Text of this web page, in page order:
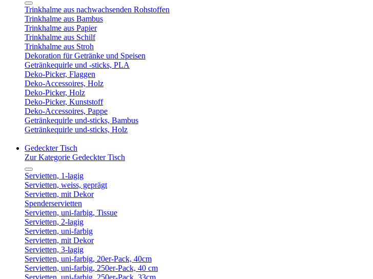
Trinkhalme aus nachwachsenden Rohstoffen
Trinkhalme aus Bambus
Trinkhalme aus Papier
Trinkhalme aus Schilf
Trinkhalme aus Stroh
Dekoration für Getränke und Speisen
Getränkequirle und -sticks, PLA
Deko-Picker, Flaggen
Deko-Accessoires, Holz
Deko-Picker, Holz
Deko-Picker, Kunststoff
Deko-Accessoires, Pappe
Getränkequirle und-sticks, Bambus
Getränkequirle und-sticks, Holz
Gedeckter Tisch
Zur Kategorie Gedeckter Tisch
Servietten, 1-lagig
Servietten, weiss, geprägt
Servietten, mit Dekor
Spenderservietten
Servietten, uni-farbig, Tissue
Servietten, 2-lagig
Servietten, uni-farbig
Servietten, mit Dekor
Servietten, 3-lagig
Servietten, uni-farbig, 20er-Pack, 40cm
Servietten, uni-farbig, 250er-Pack, 40 cm
Servietten, uni-farbig, 250er-Pack, 33cm